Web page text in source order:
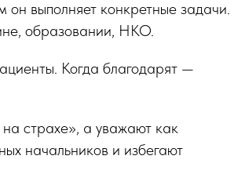
он выполняет конкретные задачи.
образовании, НКО.
Когда благодарят —
страхе», а уважают как
начальников и избегают